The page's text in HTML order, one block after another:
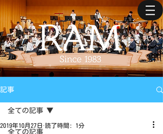
記事
全ての記事
全ての記事
2019年10月27日 読了時間: 1分